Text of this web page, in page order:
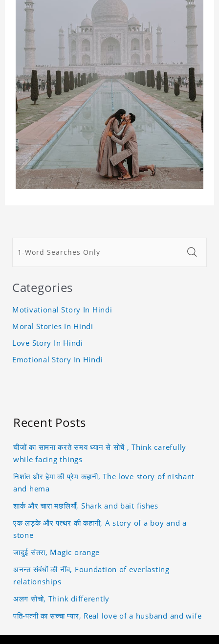
Categories
Motivational Story In Hindi
Moral Stories In Hindi
Love Story In Hindi
Emotional Story In Hindi
Recent Posts
चीजों का सामना करते समय ध्यान से सोचें , Think carefully
while facing things
निशांत और हेमा की प्रेम कहानी, The love story of nishant
and hema
शार्क और चारा मछलियाँ, Shark and bait fishes
एक लड़के और पत्थर की कहानी, A story of a boy and a
stone
जादुई संतरा, Magic orange
अनन्त संबंधों की नींव, Foundation of everlasting
relationships
अलग सोचो, Think differently
पति-पत्नी का सच्चा प्यार, Real love of a husband and wife